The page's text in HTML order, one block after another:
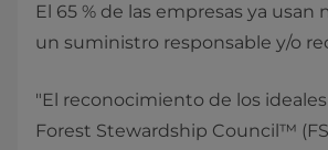
El 65 % de las empresas ya usan
un suministro responsable y/o
"El reconocimiento de los
Forest Stewardship Council™